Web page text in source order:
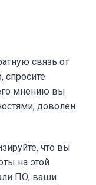
связь от
спросите
мнению вы
доволен
что вы
на этой
ПО, ваши